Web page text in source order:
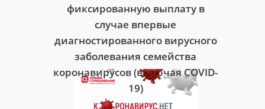
фиксированную выплату в
случае впервые
диагностированного вирусного
заболевания семейства
коронавирусов (включая COVID-
19)